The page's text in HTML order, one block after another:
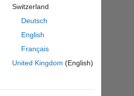
Switzerland
Deutsch
English
Français
United Kingdom (English)